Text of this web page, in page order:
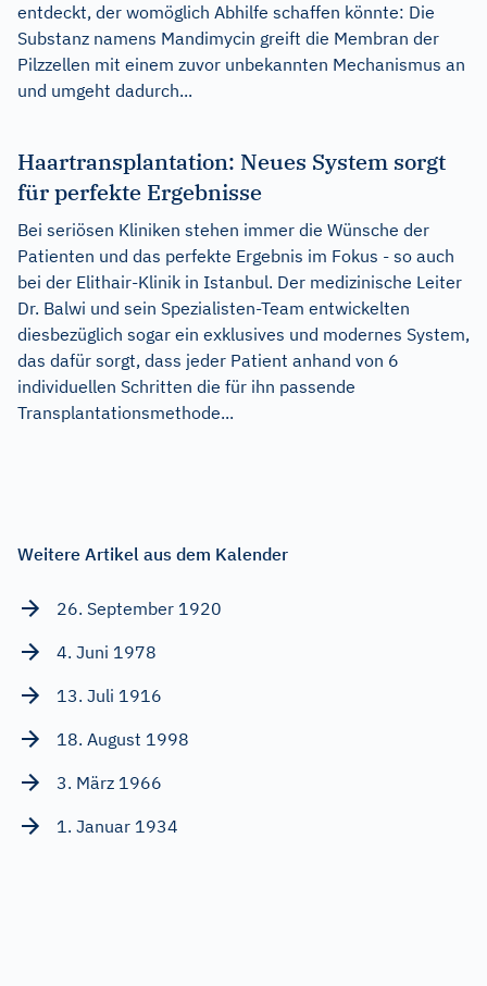
entdeckt, der womöglich Abhilfe schaffen könnte: Die
Substanz namens Mandimycin greift die Membran der
Pilzzellen mit einem zuvor unbekannten Mechanismus an
und umgeht dadurch...
Haartransplantation: Neues System sorgt
für perfekte Ergebnisse
Bei seriösen Kliniken stehen immer die Wünsche der
Patienten und das perfekte Ergebnis im Fokus - so auch
bei der Elithair-Klinik in Istanbul. Der medizinische Leiter
Dr. Balwi und sein Spezialisten-Team entwickelten
diesbezüglich sogar ein exklusives und modernes System,
das dafür sorgt, dass jeder Patient anhand von 6
individuellen Schritten die für ihn passende
Transplantationsmethode...
Weitere Artikel aus dem Kalender
26. September 1920
4. Juni 1978
13. Juli 1916
18. August 1998
3. März 1966
1. Januar 1934